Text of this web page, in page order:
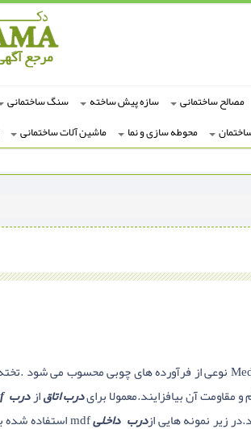
مصالح ساختمانی سازه پیش ساخته سنگ ساختمانی
محوطه سازی و نما ماشین آلات ساختمانی
آن بیافزایند.معمولا برایدرب اتاقازدرب Mdf
درب داخلیmdf استفاده شده برای